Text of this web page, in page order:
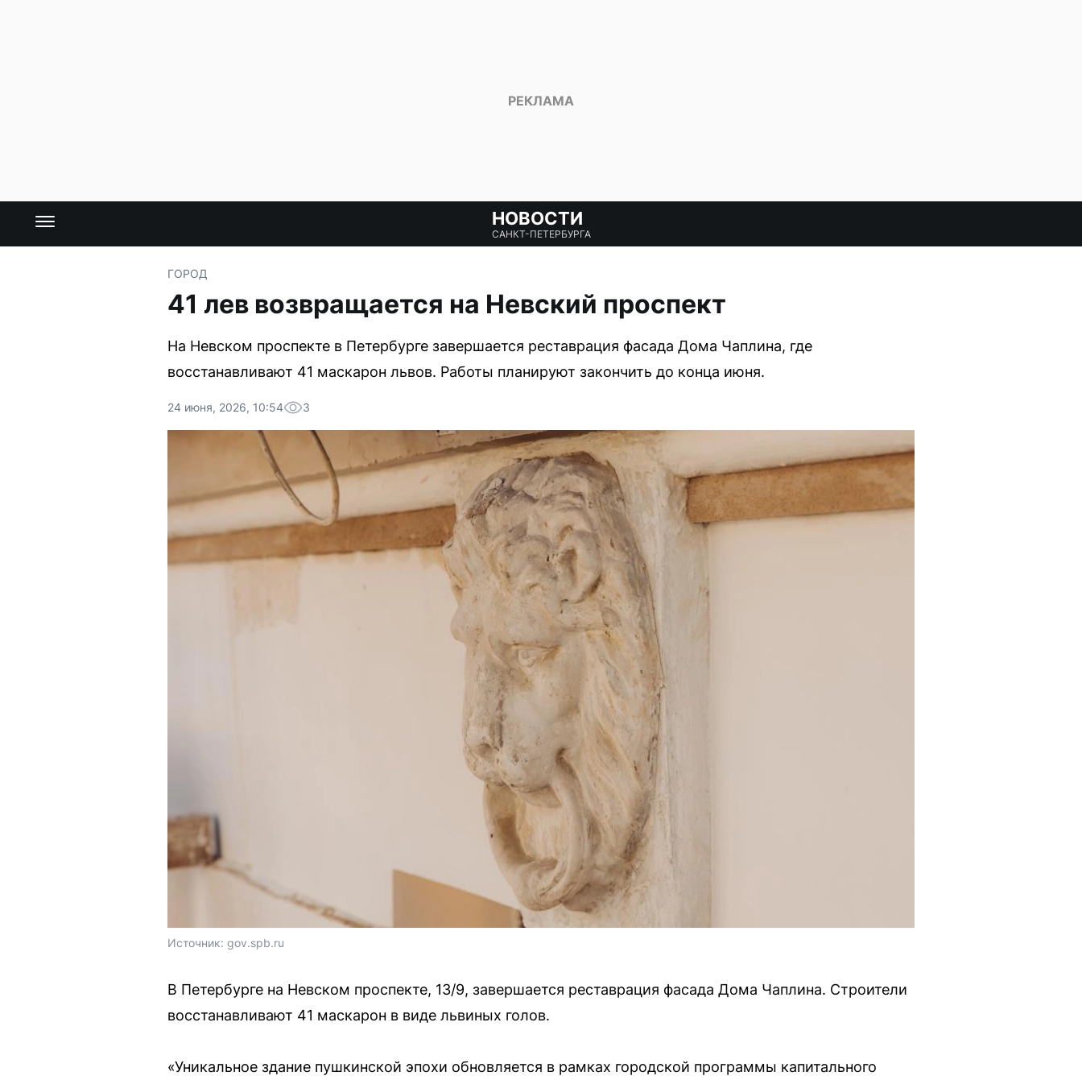
НОВОСТИ
САНКТ-ПЕТЕРБУРГА
ГОРОД
41 лев возвращается на Невский проспект
На Невском проспекте в Петербурге завершается реставрация фасада Дома Чаплина, где
восстанавливают 41 маскарон львов. Работы планируют закончить до конца июня.
24 июня, 2026, 10:54 3
Источник: gov.spb.ru
В Петербурге на Невском проспекте, 13/9, завершается реставрация фасада Дома Чаплина. Строители
восстанавливают 41 маскарон в виде львиных голов.
«Уникальное здание пушкинской эпохи обновляется в рамках городской программы капитального